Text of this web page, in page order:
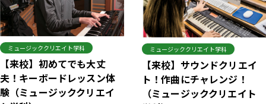
ミュージッククリエイト学科
【来校】初めてでも大丈
夫！キーボードレッスン体
験（ミュージッククリエイ
ミュージッククリエイト学科
【来校】サウンドクリエイ
ト！作曲にチャレンジ！
（ミュージッククリエイト